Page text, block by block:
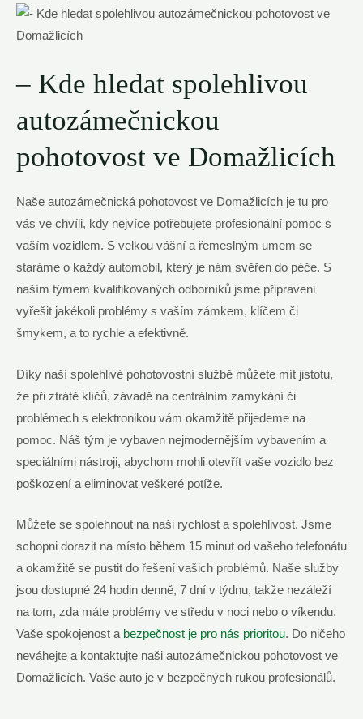
– Kde hledat spolehlivou
autozámečnickou
pohotovost ve Domažlicích
Naše autozámečnická pohotovost ve Domažlicích je tu pro
vás ve chvíli, kdy nejvíce potřebujete profesionální pomoc s
vaším vozidlem. S velkou vášní a řemeslným umem se
staráme o každý automobil, který je nám svěřen do péče. S
naším týmem kvalifikovaných odborníků jsme připraveni
vyřešit jakékoli problémy s vaším zámkem, klíčem či
šmykem, a to rychle a efektivně.
Díky naší spolehlivé pohotovostní službě můžete mít jistotu,
že při ztrátě klíčů, závadě na centrálním zamykání či
problémech s elektronikou vám okamžitě přijedeme na
pomoc. Náš tým je vybaven nejmodernějším vybavením a
speciálními nástroji, abychom mohli otevřít vaše vozidlo bez
poškození a eliminovat veškeré potíže.
Můžete se spolehnout na naši rychlost a spolehlivost. Jsme
schopni dorazit na místo během 15 minut od vašeho telefonátu
a okamžitě se pustit do řešení vašich problémů. Naše služby
jsou dostupné 24 hodin denně, 7 dní v týdnu, takže nezáleží
na tom, zda máte problémy ve středu v noci nebo o víkendu.
Vaše spokojenost a bezpečnost je pro nás prioritou. Do ničeho
neváhejte a kontaktujte naši autozámečnickou pohotovost ve
Domažlicích. Vaše auto je v bezpečných rukou profesionálů.